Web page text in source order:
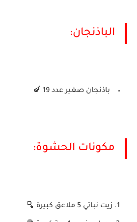
الباذنجان:
باذنجان صغير عدد 19 🍆
مكونات الحشوة:
زيت نباتي 5 ملاعق كبيرة 🫗